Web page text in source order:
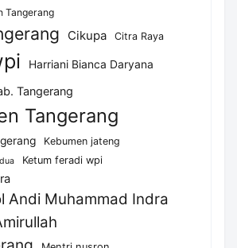
Tangerang
Cikupa Citra Raya
Harriani Bianca Daryana
Tangerang
Tangerang
Kebumen jateng
Ketum feradi wpi
Andi Muhammad Indra